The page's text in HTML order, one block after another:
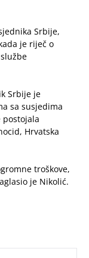
Srbije,
je riječ o
Srbije je
sa susjedima
postojala
Hrvatska
troškove,
je Nikolić.